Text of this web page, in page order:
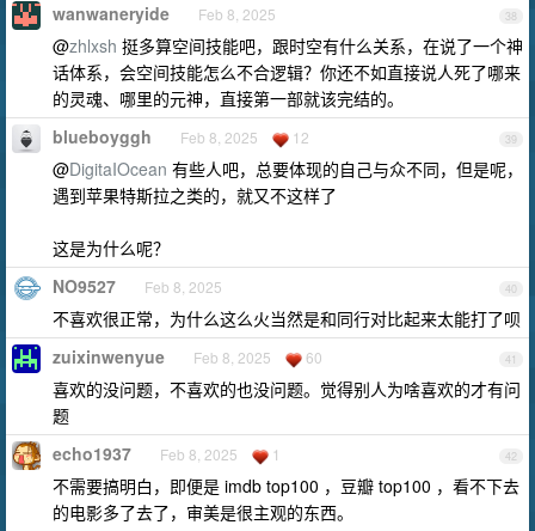
38
wanwaneryide Feb 8, 2025
@zhlxsh 挺多算空间技能吧，跟时空有什么关系，在说了一个神
话体系，会空间技能怎么不合逻辑？你还不如直接说人死了哪来
的灵魂、哪里的元神，直接第一部就该完结的。
39
blueboyggh Feb 8, 2025 12
@DigitaIOcean 有些人吧，总要体现的自己与众不同，但是呢，
遇到苹果特斯拉之类的，就又不这样了
这是为什么呢？
40
NO9527 Feb 8, 2025
不喜欢很正常，为什么这么火当然是和同行对比起来太能打了呗
41
zuixinwenyue Feb 8, 2025 60
喜欢的没问题，不喜欢的也没问题。觉得别人为啥喜欢的才有问
题
42
echo1937 Feb 8, 2025 1
不需要搞明白，即便是 imdb top100 ，豆瓣 top100 ，看不下去
的电影多了去了，审美是很主观的东西。